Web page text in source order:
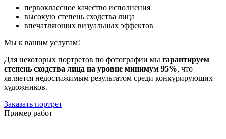
первоклассное качество исполнения
высокую степень сходства лица
впечатляющих визуальных эффектов
Мы к вашим услугам!
Для некоторых портретов по фотографии мы гарантируем
степень сходства лица на уровне минимум 95%, что
является недостижимым результатом среди конкурирующих
художников.
Заказать портрет
Пример работ